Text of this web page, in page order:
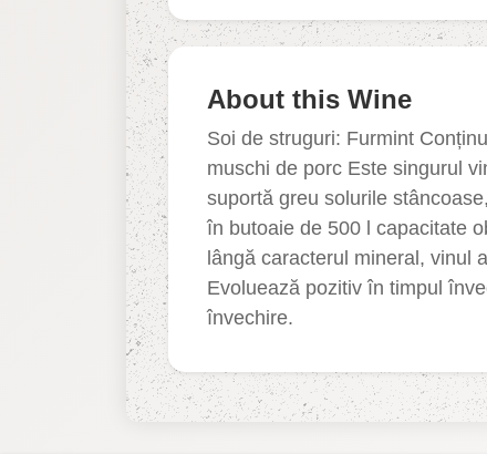
About this Wine
Soi de struguri: Furmint
muschi de porc Este singurul
suportă greu solurile
în butoaie de 500 l capacitate
lângă caracterul mineral, vinul
Evoluează pozitiv în timpul
învechire.